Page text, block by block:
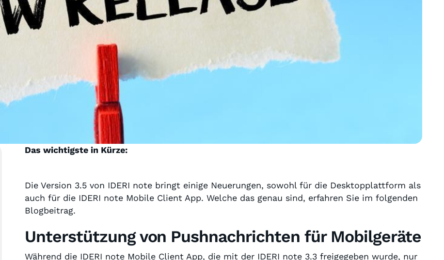
Das wichtigste in Kürze:
Die Version 3.5 von IDERI note bringt einige Neuerungen, sowohl für die Desktopplattform als
auch für die IDERI note Mobile Client App. Welche das genau sind, erfahren Sie im folgenden
Blogbeitrag.
Unterstützung von Pushnachrichten für Mobilgeräte
Während die IDERI note Mobile Client App, die mit der IDERI note 3.3 freigegeben wurde, nur